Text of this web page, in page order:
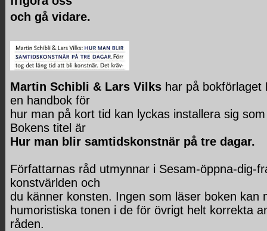
och gå vidare.
Martin Schibli & Lars Vilks har på bokförlaget
en handbok för
hur man på kort tid kan lyckas installera sig
Bokens titel är
Hur man blir samtidskonstnär på tre dagar.
Författarnas råd utmynnar i Sesam-öppna-dig-
konstvärlden och
du känner konsten. Ingen som läser boken kan
humoristiska tonen i de för övrigt helt korrekta
råden.